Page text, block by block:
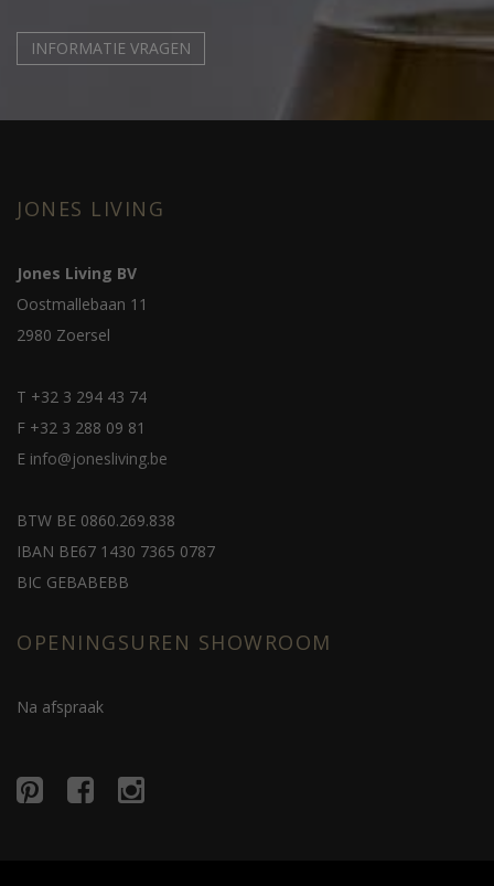
INFORMATIE VRAGEN
JONES LIVING
Jones Living BV
Oostmallebaan 11
2980 Zoersel
T +32 3 294 43 74
F +32 3 288 09 81
E info@jonesliving.be
BTW BE 0860.269.838
IBAN BE67 1430 7365 0787
BIC GEBABEBB
OPENINGSUREN SHOWROOM
Na afspraak